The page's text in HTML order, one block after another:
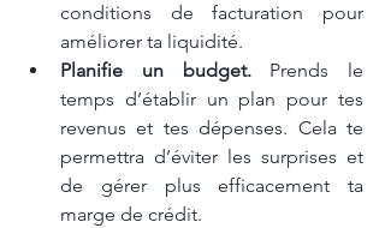
conditions de facturation pour
améliorer ta liquidité.
Planifie un budget. Prends le
temps d’établir un plan pour tes
revenus et tes dépenses. Cela te
permettra d’éviter les surprises et
de gérer plus efficacement ta
marge de crédit.